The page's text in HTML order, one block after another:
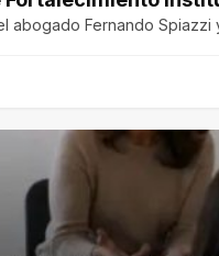
abogado Fernando